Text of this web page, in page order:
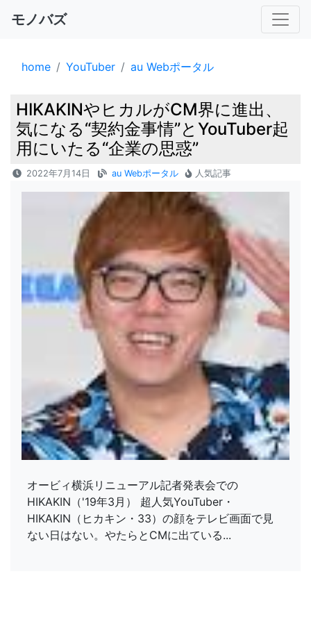
モノバズ
home YouTuber au Webポータル
HIKAKINやヒカルがCM界に進出、
気になる“契約金事情”とYouTuber起
用にいたる“企業の思惑”
2022年7月14日 au Webポータル 人気記事
オービィ横浜リニューアル記者発表会での
HIKAKIN（'19年3月） 超人気YouTuber・
HIKAKIN（ヒカキン・33）の顔をテレビ画面で見
ない日はない。やたらとCMに出ている...